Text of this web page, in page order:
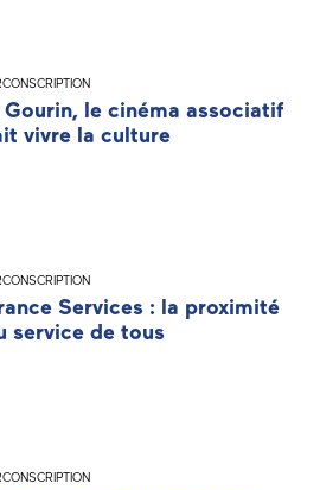
Gourin, le cinéma associatif
vivre la culture
Services : la proximité
service de tous